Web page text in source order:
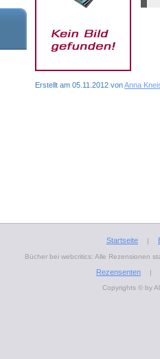
Erstellt am 05.11.2012 vonAnna
Startseite |
Bücher bei webcritics: Alle Rezensionen
Rezensenten
|
Copyrights © by